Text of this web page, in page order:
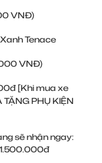
VNĐ)
Tenace
VNĐ)
[Khi mua xe
PHỤ KIỆN
sẽ nhận ngay: